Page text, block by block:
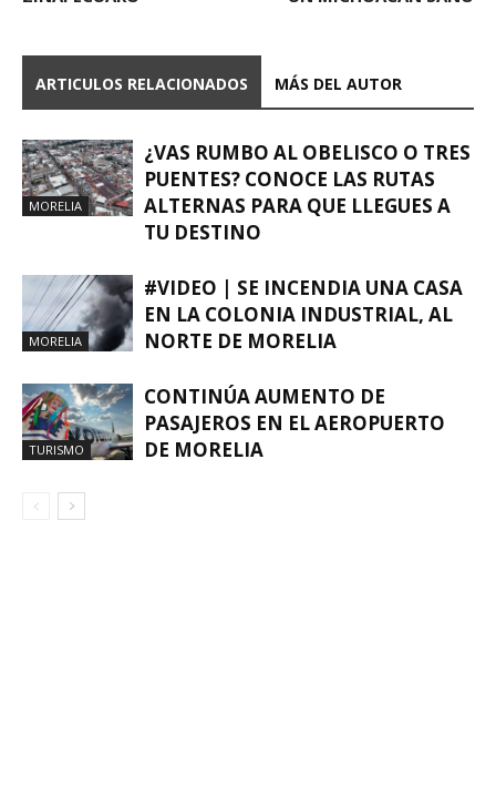
ARTICULOS RELACIONADOS MÁS DEL AUTOR
MORELIA
¿VAS RUMBO AL OBELISCO O TRES
PUENTES? CONOCE LAS RUTAS
ALTERNAS PARA QUE LLEGUES A
TU DESTINO
MORELIA
#VIDEO | SE INCENDIA UNA CASA
EN LA COLONIA INDUSTRIAL, AL
NORTE DE MORELIA
TURISMO
CONTINÚA AUMENTO DE
PASAJEROS EN EL AEROPUERTO
DE MORELIA